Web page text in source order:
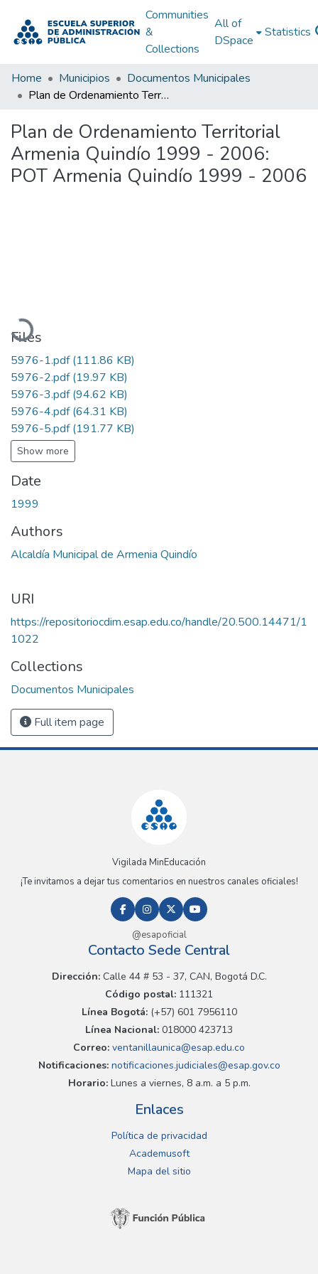
Communities
&
Collections
All of
DSpace
Statistics
Home Municipios
Documentos Municipales
Plan de Ordenamiento Territorial Armenia Quindío 1999 - 2006: POT Armenia Quindío 1999 - 2006
Plan de Ordenamiento Territorial
Armenia Quindío 1999 - 2006:
POT Armenia Quindío 1999 - 2006
Loading...
Files
5976-1.pdf(111.86 KB)
5976-2.pdf(19.97 KB)
5976-3.pdf(94.62 KB)
5976-4.pdf(64.31 KB)
5976-5.pdf(191.77 KB)
Show more
Date
1999
Authors
Alcaldía Municipal de Armenia Quindío
URI
https://repositoriocdim.esap.edu.co/handle/20.500.14471/1
1022
Collections
Documentos Municipales
Full item page
Vigilada MinEducación
¡Te invitamos a dejar tus comentarios en nuestros canales oficiales!
@esapoficial
Contacto Sede Central
Dirección:Calle 44 # 53 - 37, CAN, Bogotá D.C.
Código postal: 111321
Línea Bogotá:(+57) 601 7956110
Línea Nacional: 018000 423713
Correo: ventanillaunica@esap.edu.co
Notificaciones:notificaciones.judiciales@esap.gov.co
Horario:Lunes a viernes, 8 a.m. a 5 p.m.
Enlaces
Política de privacidad
Academusoft
Mapa del sitio